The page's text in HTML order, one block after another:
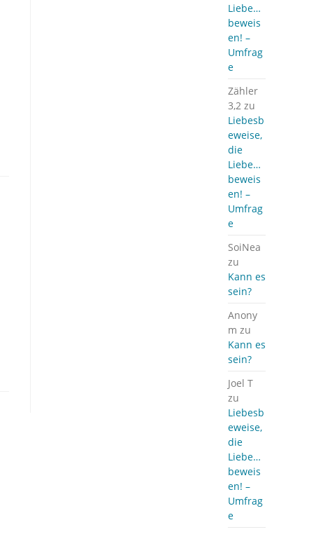
Liebe…
beweis
en! –
Umfrag
e
Zähler
3,2 zu
Liebesb
eweise,
die
Liebe…
beweis
en! –
Umfrag
e
SoiNea
zu
Kann es
sein?
Anony
m zu
Kann es
sein?
Joel T
zu
Liebesb
eweise,
die
Liebe…
beweis
en! –
Umfrag
e